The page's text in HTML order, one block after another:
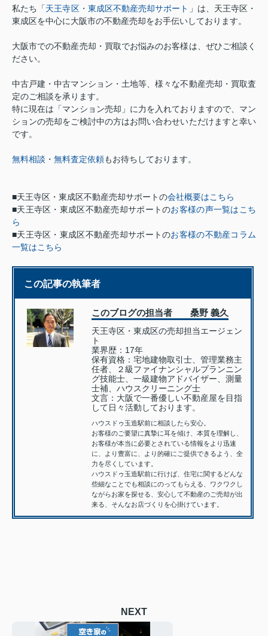
私たち「天王寺区・東成区不動産売却サポート 」は、天王寺区・
東成区を中心に大阪市の不動産売却をお手伝いしております。
大阪市での不動産売却・買取でお悩みのお客様は、ぜひご相談く
ださい。
中古戸建・中古マンション・土地等、様々な不動産売却・買取査
定のご相談を承ります。
特に現在は「マンション売却」に力を入れておりますので、マン
ションの売却をご検討中の方はお問い合わせいただけますと幸い
です。
無料相談 ・ 無料査定依頼もお待ちしております。
■天王寺区・東成区不動産売却サポートの会社概要はこちら
■天王寺区・東成区不動産売却サポートのお客様の声一覧はこち
ら
■天王寺区・東成区不動産売却サポートのお客様の不動産コラム
一覧はこちら
この記事の執筆者
このブログの担当者 桑野 義久
天王寺区・東成区の売却担当エージェン
ト
業界歴：17年
保有資格：宅地建物取引士、管理業務主
任者、２級ファイナンシャルプランニン
グ技能士、一級建物アドバイザー、測量
士補、ハウスクリーニング士
文言： 大阪で一番優しい不動産屋を目指
して日々活動しております。
ハウスドゥ玉造駅前に相談したら安心。
お客様のご要望に真摯に耳を傾け、本質を理解し、
お客様が本当に必要とされている情報をより迅速
に、より豊富に、より的確にご提供できるよう、全
力を尽くしています。
ハウスドゥ玉造駅前に行けば、住宅に関するどんな
些細なことでも相談にのってもらえる、ワクワクし
ながらお家を探せる、安心して不動産のご売却が出
来る、そんなお店づくりを心掛けています。
NEXT